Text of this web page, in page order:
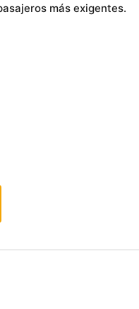
más exigentes.